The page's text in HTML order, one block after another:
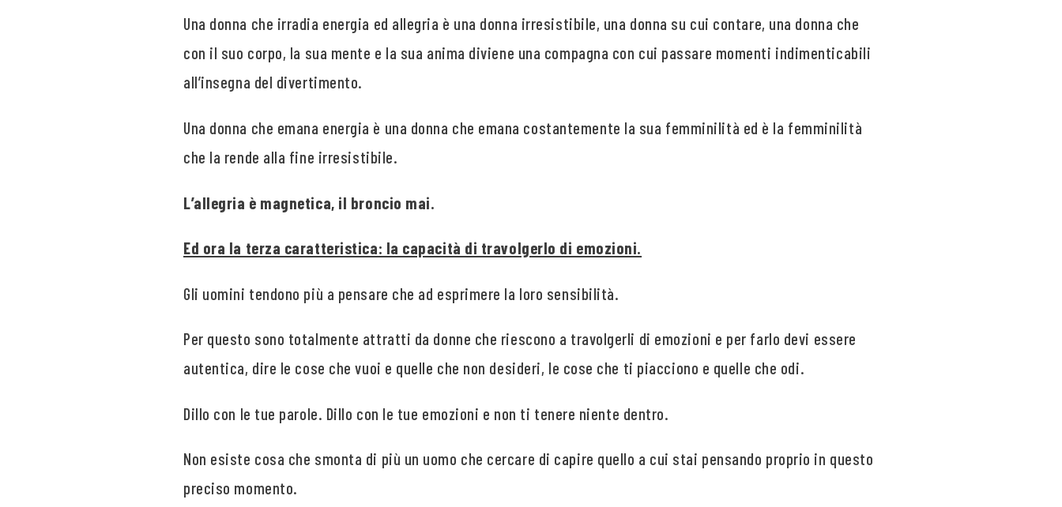
Una donna che irradia energia ed allegria è una donna irresistibile, una donna su cui contare, una donna che
con il suo corpo, la sua mente e la sua anima diviene una compagna con cui passare momenti indimenticabili
all’insegna del divertimento.
Una donna che emana energia è una donna che emana costantemente la sua femminilità ed è la femminilità
che la rende alla fine irresistibile.
L’allegria è magnetica, il broncio mai.
Ed ora la terza caratteristica: la capacità di travolgerlo di emozioni.
Gli uomini tendono più a pensare che ad esprimere la loro sensibilità.
Per questo sono totalmente attratti da donne che riescono a travolgerli di emozioni e per farlo devi essere
autentica, dire le cose che vuoi e quelle che non desideri, le cose che ti piacciono e quelle che odi.
Dillo con le tue parole. Dillo con le tue emozioni e non ti tenere niente dentro.
Non esiste cosa che smonta di più un uomo che cercare di capire quello a cui stai pensando proprio in questo
preciso momento.